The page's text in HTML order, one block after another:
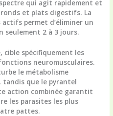
qui agit rapidement et
et plats digestifs. La
permet d’éliminer un
seulement 2 à 3 jours.
cible spécifiquement les
neuromusculaires.
le métabolisme
tandis que le pyrantel
action combinée garantit
les parasites les plus
pattes.